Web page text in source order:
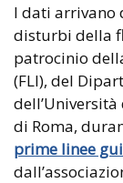
I dati arrivano
disturbi della
patrocinio
(FLI), del
di Roma,
prime linee